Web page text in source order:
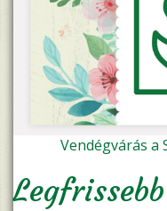
Vendégvárás a